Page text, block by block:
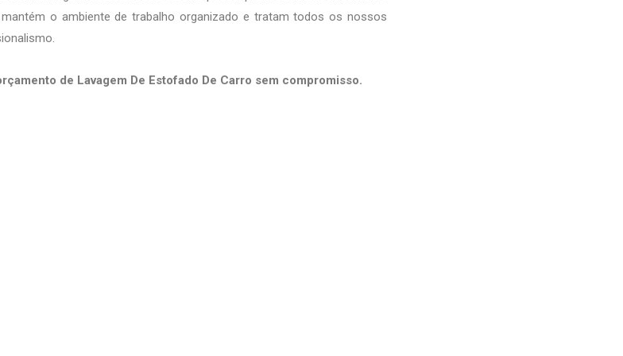
o ambiente de trabalho organizado e tratam todos os nossos
de Lavagem De Estofado De Carro sem compromisso.